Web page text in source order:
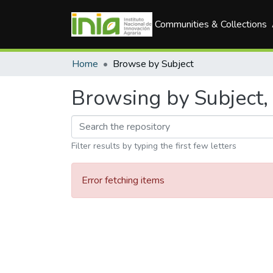
Communities & Collections
Home Browse by Subject
Browsing by
Filter results by typing the first few letters
Error fetching items